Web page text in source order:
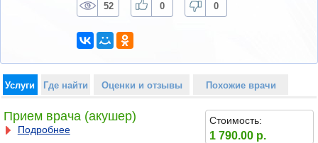
52 0 0
Услуги Где найти Оценки и отзывы Похожие врачи
Прием врача (акушер)
Подробнее
Стоимость:
1 790.00 р.